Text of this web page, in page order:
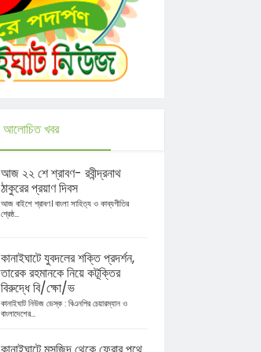
আলোচিত খবর
আজ ২২ শে শ্রাবণ- রবীন্দ্রনাথ
ঠাকুরের প্রয়াণ দিবস
আজ বাইশে শ্রাবণ। বাংলা সাহিত্য ও কাব্যগীতির
শ্রেষ্ঠ...
কানাইঘাটে যুবদলের শক্তি প্রদর্শন,
তারেক রহমানকে নিয়ে কটূক্তির
বিরুদ্ধে বি/ক্ষো/ভ
কানাইঘাট নিউজ ডেস্ক : বিএনপির চেয়ারম্যান ও
বাংলাদেশের...